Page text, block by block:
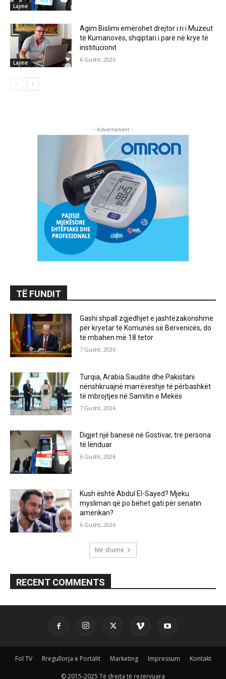
Lajme
Lajme
Agim Bislimi emërohet drejtor i ri i Muzeut
të Kumanovës, shqiptari i parë në krye të
institucionit
6 Gusht, 2026
- Advertisment -
TË FUNDIT
Gashi shpall zgjedhjet e jashtëzakonshme
për kryetar të Komunës së Bërvenicës, do
të mbahen më 18 tetor
7 Gusht, 2026
Turqia, Arabia Saudite dhe Pakistani
nënshkruajnë marrëveshje të përbashkët
të mbrojtjes në Samitin e Mekës
7 Gusht, 2026
Digjet një banesë në Gostivar, tre persona
të lënduar
6 Gusht, 2026
Kush është Abdul El-Sayed? Mjeku
mysliman që po bëhet gati për senatin
amerikan?
6 Gusht, 2026
Më shumë
RECENT COMMENTS
Fol TV Rregullorja e Portalit Marketing Impressum Kontakt
© 2015-2025 Të drejta të rezervuara